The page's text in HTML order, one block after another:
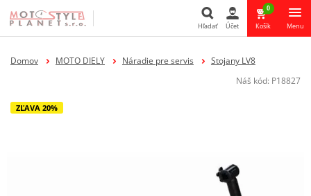
Hľadať Účet
0
Košík Menu
Domov MOTO DIELY Náradie pre servis
Stojany LV8
Náš kód: P18827
ZĽAVA 20%